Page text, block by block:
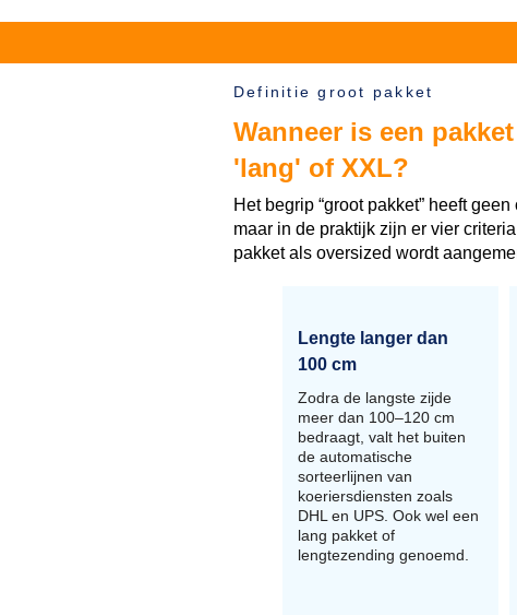
Definitie groot pakket
Wanneer is een
'lang' of XXL?
Het begrip “groot pakket” heeft
maar in de praktijk zijn er vier
pakket als oversized wordt
Lengte langer dan
100 cm
Zodra de langste zijde
meer dan 100–120 cm
bedraagt, valt het buiten
de automatische
sorteerlijnen van
koeriersdiensten zoals
DHL en UPS. Ook wel een
lang pakket of
lengtezending genoemd.